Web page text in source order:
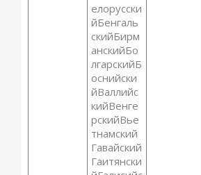
елорусски
йБенгаль
скийБирм
анскийБо
лгарскийБ
оснийски
йВаллийс
кийВенге
рскийВье
тнамский
Гавайский
Гаитянски